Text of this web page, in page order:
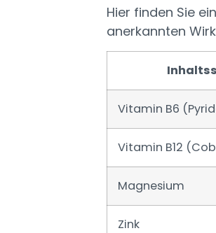
Hier finden Sie
anerkannten
Vitamin B6
Vitamin B12
Magnesium
Zink